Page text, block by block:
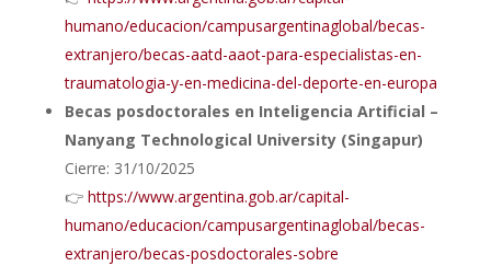
humano/educacion/campusargentinaglobal/becas-
extranjero/becas-aatd-aaot-para-especialistas-en-
traumatologia-y-en-medicina-del-deporte-en-europa
Becas posdoctorales en Inteligencia Artificial –
Nanyang Technological University (Singapur)
Cierre: 31/10/2025
👉 https://www.argentina.gob.ar/capital-
humano/educacion/campusargentinaglobal/becas-
extranjero/becas-posdoctorales-sobre